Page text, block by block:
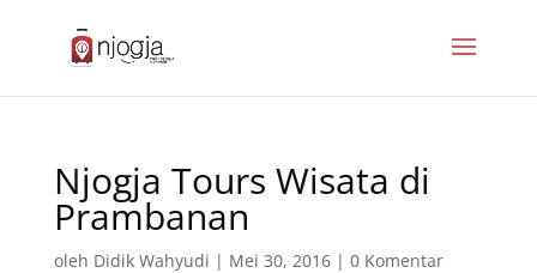
Njogja Tours Wisata di
Prambanan
oleh Didik Wahyudi | Mei 30, 2016| 0 Komentar